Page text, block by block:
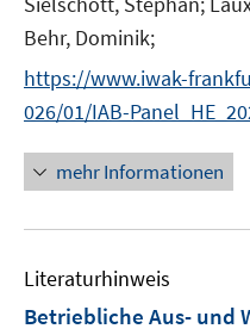
ö
f
f
e
n
Behr, Dominik;
https://www.iwak-
026/01/IAB-
mehr Informationen
Literaturhinweis
Betriebliche Aus- und